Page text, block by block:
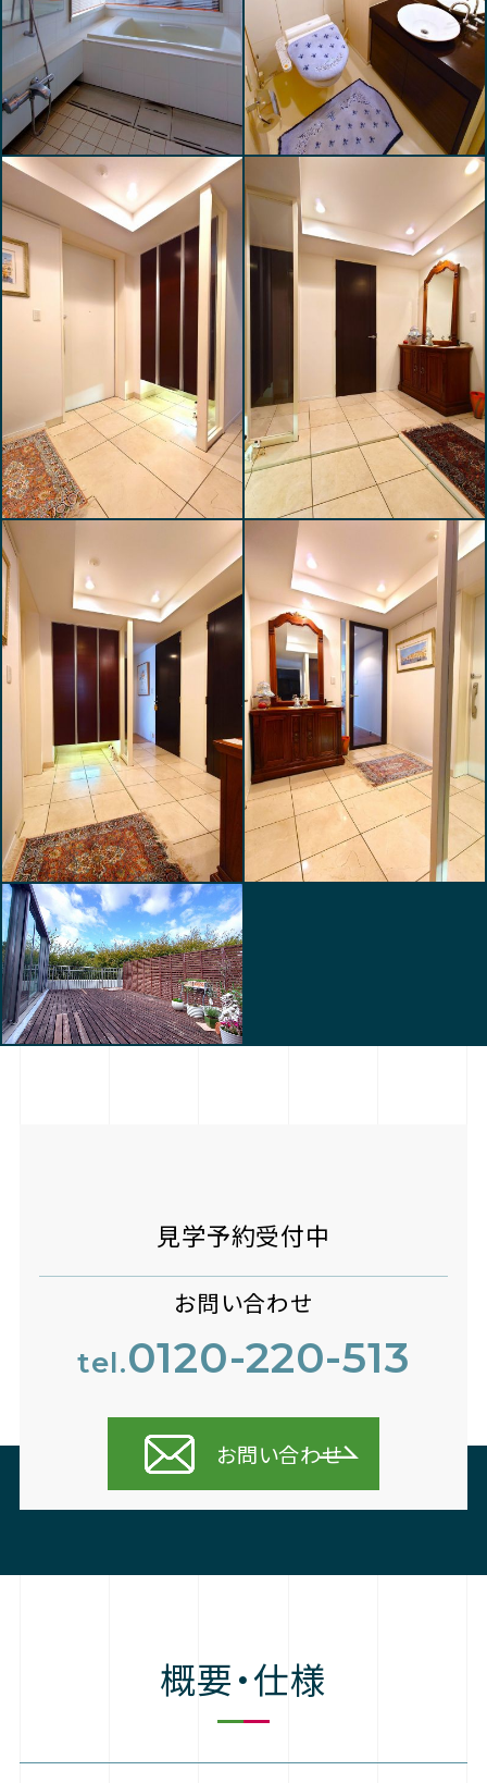
見学予約受付中
お問い合わせ
tel.0120-220-513
お問い合わせ
概要・仕様